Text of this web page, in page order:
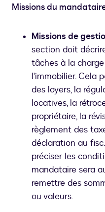
Missions du
Missions de
section doit
tâches à la
l'immobilier. Cela
des loyers, la
locatives, la
propriétaire, la
règlement des
déclaration au
préciser les
mandataire sera
remettre des
ou valeurs.